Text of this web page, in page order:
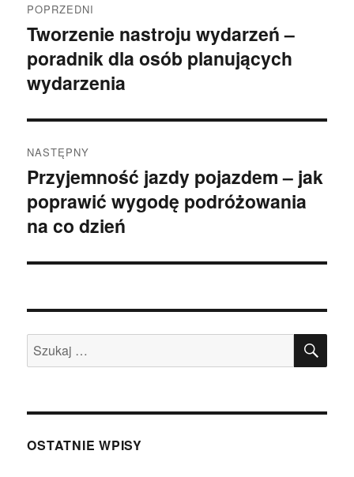
wpisu
POPRZEDNI
Poprzedni
wpis:
Tworzenie nastroju wydarzeń –
poradnik dla osób planujących
wydarzenia
NASTĘPNY
Następny
wpis:
Przyjemność jazdy pojazdem – jak
poprawić wygodę podróżowania
na co dzień
Szukaj:
OSTATNIE WPISY